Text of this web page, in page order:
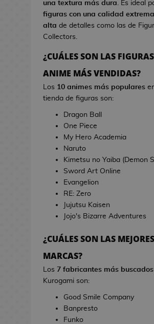
T
a
l
l
a
i
n
J
r
s
d
C
i
s
d
e
i
e
o
j
e
g
o
E
s
t
u
c
e
i
d
una textura más dura. Es ideal
figuras con una calidad
alta de detalles como las de
Collectors.
¿CUÁLES SON LAS
ANIME MÁS VENDIDAS?
Los 10 animes más populares
tienda de figuras son:
Dragon Ball
One Piece
My Hero Academia
Naruto
Kimetsu no Yaiba (Demon
Sword Art Online
Evangelion
RE: Zero
Jujutsu Kaisen
Jojo's Bizarre Adventures
¿CUÁLES SON LAS MEJORES
MARCAS?
Los 7 fabricantes más buscados
Kurogami son:
Good Smile Company
Banpresto
Funko